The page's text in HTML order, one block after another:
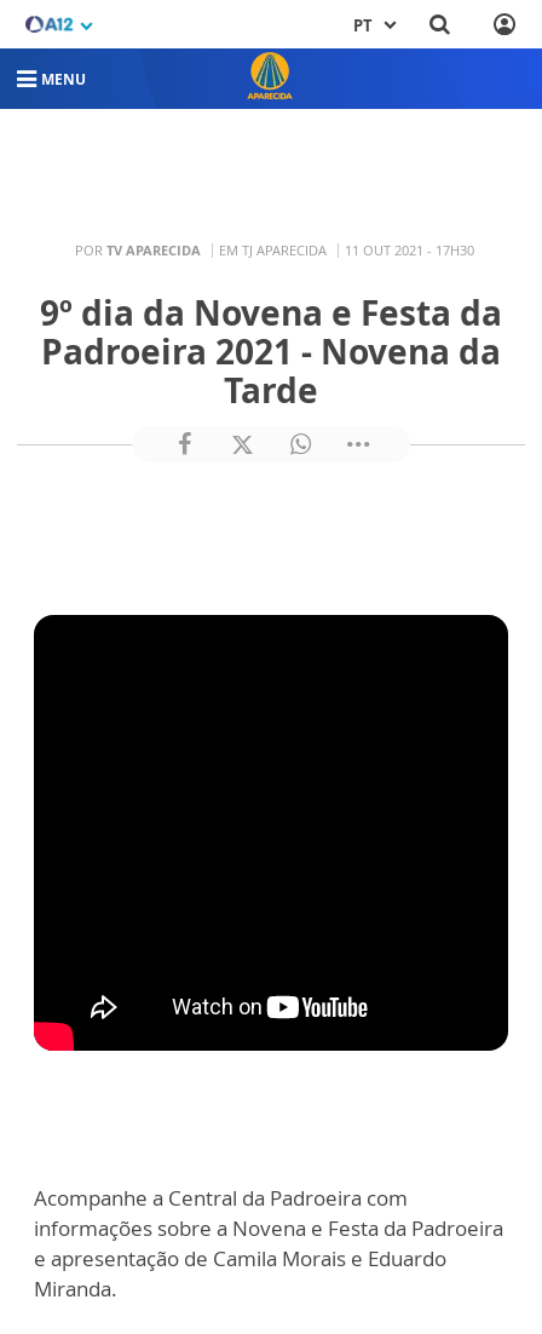
PT
MENU
POR TV APARECIDA EM TJ APARECIDA 11 OUT 2021 - 17H30
9º dia da Novena e Festa da
Padroeira 2021 - Novena da
Tarde
Acompanhe a Central da Padroeira com
informações sobre a Novena e Festa da Padroeira
e apresentação de Camila Morais e Eduardo
Miranda.